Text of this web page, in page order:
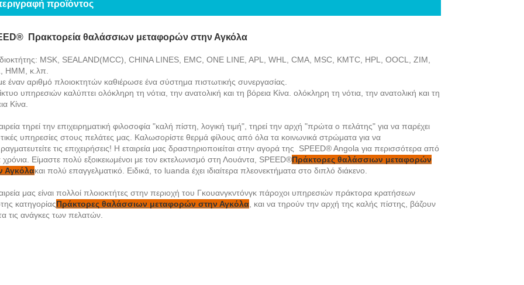
προϊόντος
Πρακτορεία θαλάσσιων μεταφορών στην Αγκόλα
MSK, SEALAND(MCC), CHINA LINES, EMC, ONE LINE, APL, WHL, CMA, MSC, KMTC, HPL, OOCL, ZIM,
HMM, κ.λπ.
έναν αριθμό πλοιοκτητών καθιέρωσε ένα σύστημα πιστωτικής συνεργασίας.
υπηρεσιών καλύπτει ολόκληρη τη νότια, την ανατολική και τη βόρεια Κίνα. ολόκληρη τη νότια, την ανατολική και τη
Κίνα.
τηρεί την επιχειρηματική φιλοσοφία "καλή πίστη, λογική τιμή", τηρεί την αρχή "πρώτα ο πελάτης" για να παρέχει
υπηρεσίες στους πελάτες μας. Καλωσορίστε θερμά φίλους από όλα τα κοινωνικά στρώματα για να
τις επιχειρήσεις! Η εταιρεία μας δραστηριοποιείται στην αγορά της SPEED® Angola για περισσότερα από
χρόνια. Είμαστε πολύ εξοικειωμένοι με τον εκτελωνισμό στη Λουάντα, SPEED®Πράκτορες θαλάσσιων μεταφορών
Αγκόλακαι πολύ επαγγελματικό. Ειδικά, το luanda έχει ιδιαίτερα πλεονεκτήματα στο διπλό διάκενο.
μας είναι πολλοί πλοιοκτήτες στην περιοχή του Γκουανγκντόνγκ πάροχοι υπηρεσιών πράκτορα κρατήσεων
κατηγορίαςΠράκτορες θαλάσσιων μεταφορών στην Αγκόλα, και να τηρούν την αρχή της καλής πίστης, βάζουν
τις ανάγκες των πελατών.